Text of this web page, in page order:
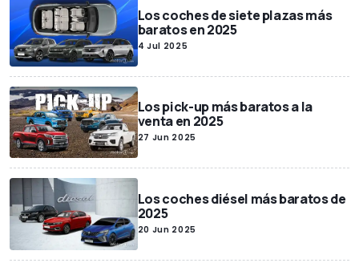
Los coches de siete plazas más
baratos en 2025
4 Jul 2025
Los pick-up más baratos a la
venta en 2025
27 Jun 2025
Los coches diésel más baratos de
2025
20 Jun 2025